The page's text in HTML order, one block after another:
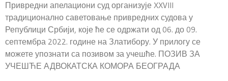
Привредни апелациони суд организује XXVIII
традиционално саветовање привредних судова у
Републици Србији, које ће се одржати од 06. до 09.
септембра 2022. године на Златибору. У прилогу се
можете упознати са позивом за учешће. ПОЗИВ ЗА
УЧЕШЋЕ АДВОКАТСКА КОМОРА БЕОГРАДА